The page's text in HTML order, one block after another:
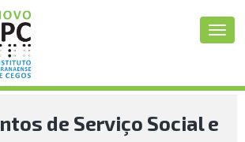
de Serviço Social e